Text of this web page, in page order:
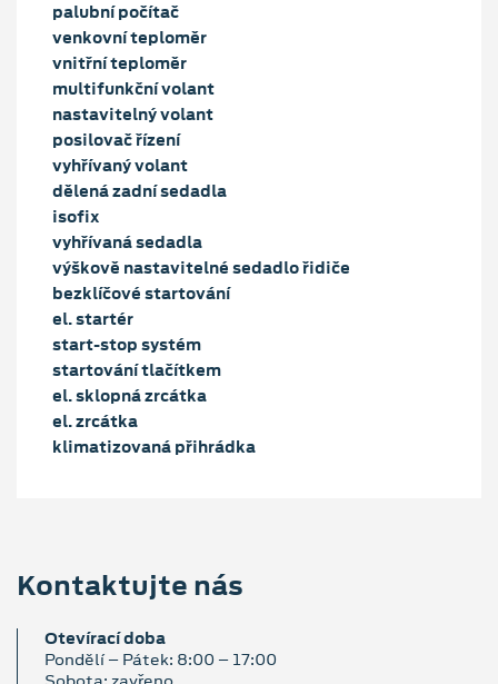
palubní počítač
venkovní teploměr
vnitřní teploměr
multifunkční volant
nastavitelný volant
posilovač řízení
vyhřívaný volant
dělená zadní sedadla
isofix
vyhřívaná sedadla
výškově nastavitelné sedadlo řidiče
bezklíčové startování
el. startér
start-stop systém
startování tlačítkem
el. sklopná zrcátka
el. zrcátka
klimatizovaná přihrádka
Kontaktujte nás
Otevírací doba
Pondělí – Pátek: 8:00 – 17:00